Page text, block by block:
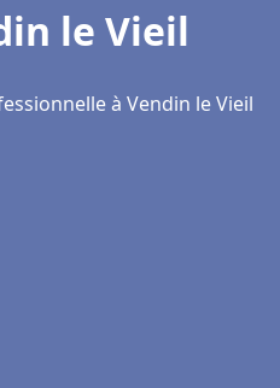
le Vieil
à Vendin le Vieil